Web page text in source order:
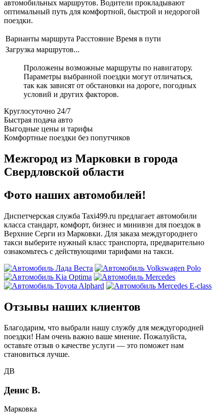
автомобильных маршрутов. Водители прокладывают
оптимальный путь для комфортной, быстрой и недорогой
поездки.
Варианты маршрута Расстояние Время в пути
Загрузка маршрутов...
Проложены возможные маршруты по навигатору.
Параметры выбранной поездки могут отличаться,
так как зависят от обстановки на дороге, погодных
условий и других факторов.
Круглосуточно 24/7
Быстрая подача авто
Выгодные цены и тарифы
Комфортные поездки без попутчиков
Межгород из Марковки в города
Свердловской области
Фото наших автомобилей!
Диспетчерская служба Taxi499.ru предлагает автомобили
класса стандарт, комфорт, бизнес и минивэн для поездок в
Верхние Серги из Марковки. Для заказа междугороднего
такси выберите нужный класс транспорта, предварительно
ознакомьтесь с действующими тарифами на такси.
Отзывы наших клиентов
Благодарим, что выбрали нашу службу для междугородней
поездки! Нам очень важно ваше мнение. Пожалуйста,
оставьте отзыв о качестве услуги — это поможет нам
становиться лучше.
ДВ
Денис В.
Марковка